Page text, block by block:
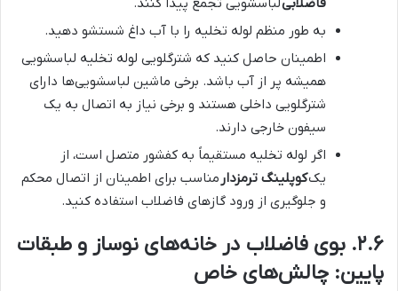
فاضلابیلباسشویی تجمع پیدا کنند.
به طور منظم لوله تخلیه را با آب داغ شستشو دهید.
اطمینان حاصل کنید که شترگلویی لوله تخلیه لباسشویی
همیشه پر از آب باشد. برخی ماشین لباسشویی‌ها دارای
شترگلویی داخلی هستند و برخی نیاز به اتصال به یک
سیفون خارجی دارند.
اگر لوله تخلیه مستقیماً به کفشور متصل است، از
یککوپلینگ ترمزدار مناسب برای اطمینان از اتصال محکم
و جلوگیری از ورود گازهای فاضلاب استفاده کنید.
۲.۶. بوی فاضلاب در خانه‌های نوساز و طبقات
پایین: چالش‌های خاص